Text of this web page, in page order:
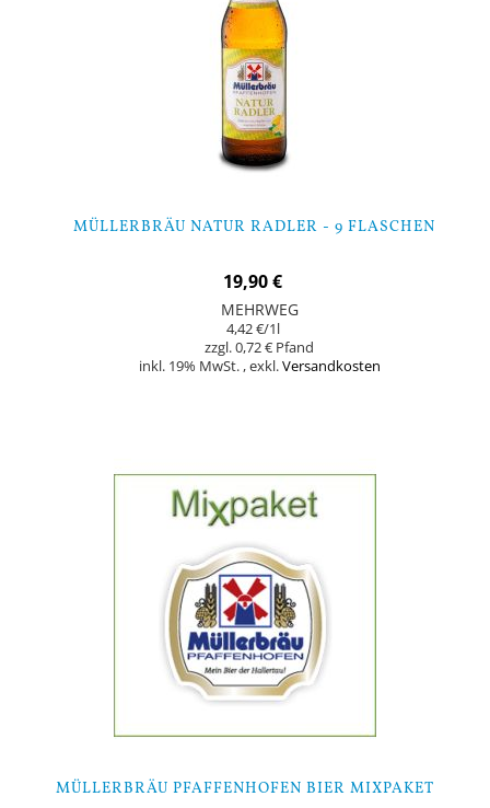
MÜLLERBRÄU NATUR RADLER - 9 FLASCHEN
19,90 €
MEHRWEG
4,42 €/1l
0,72 €
inkl. 19% MwSt. ,exkl.Versandkosten
MÜLLERBRÄU PFAFFENHOFEN BIER MIXPAKET